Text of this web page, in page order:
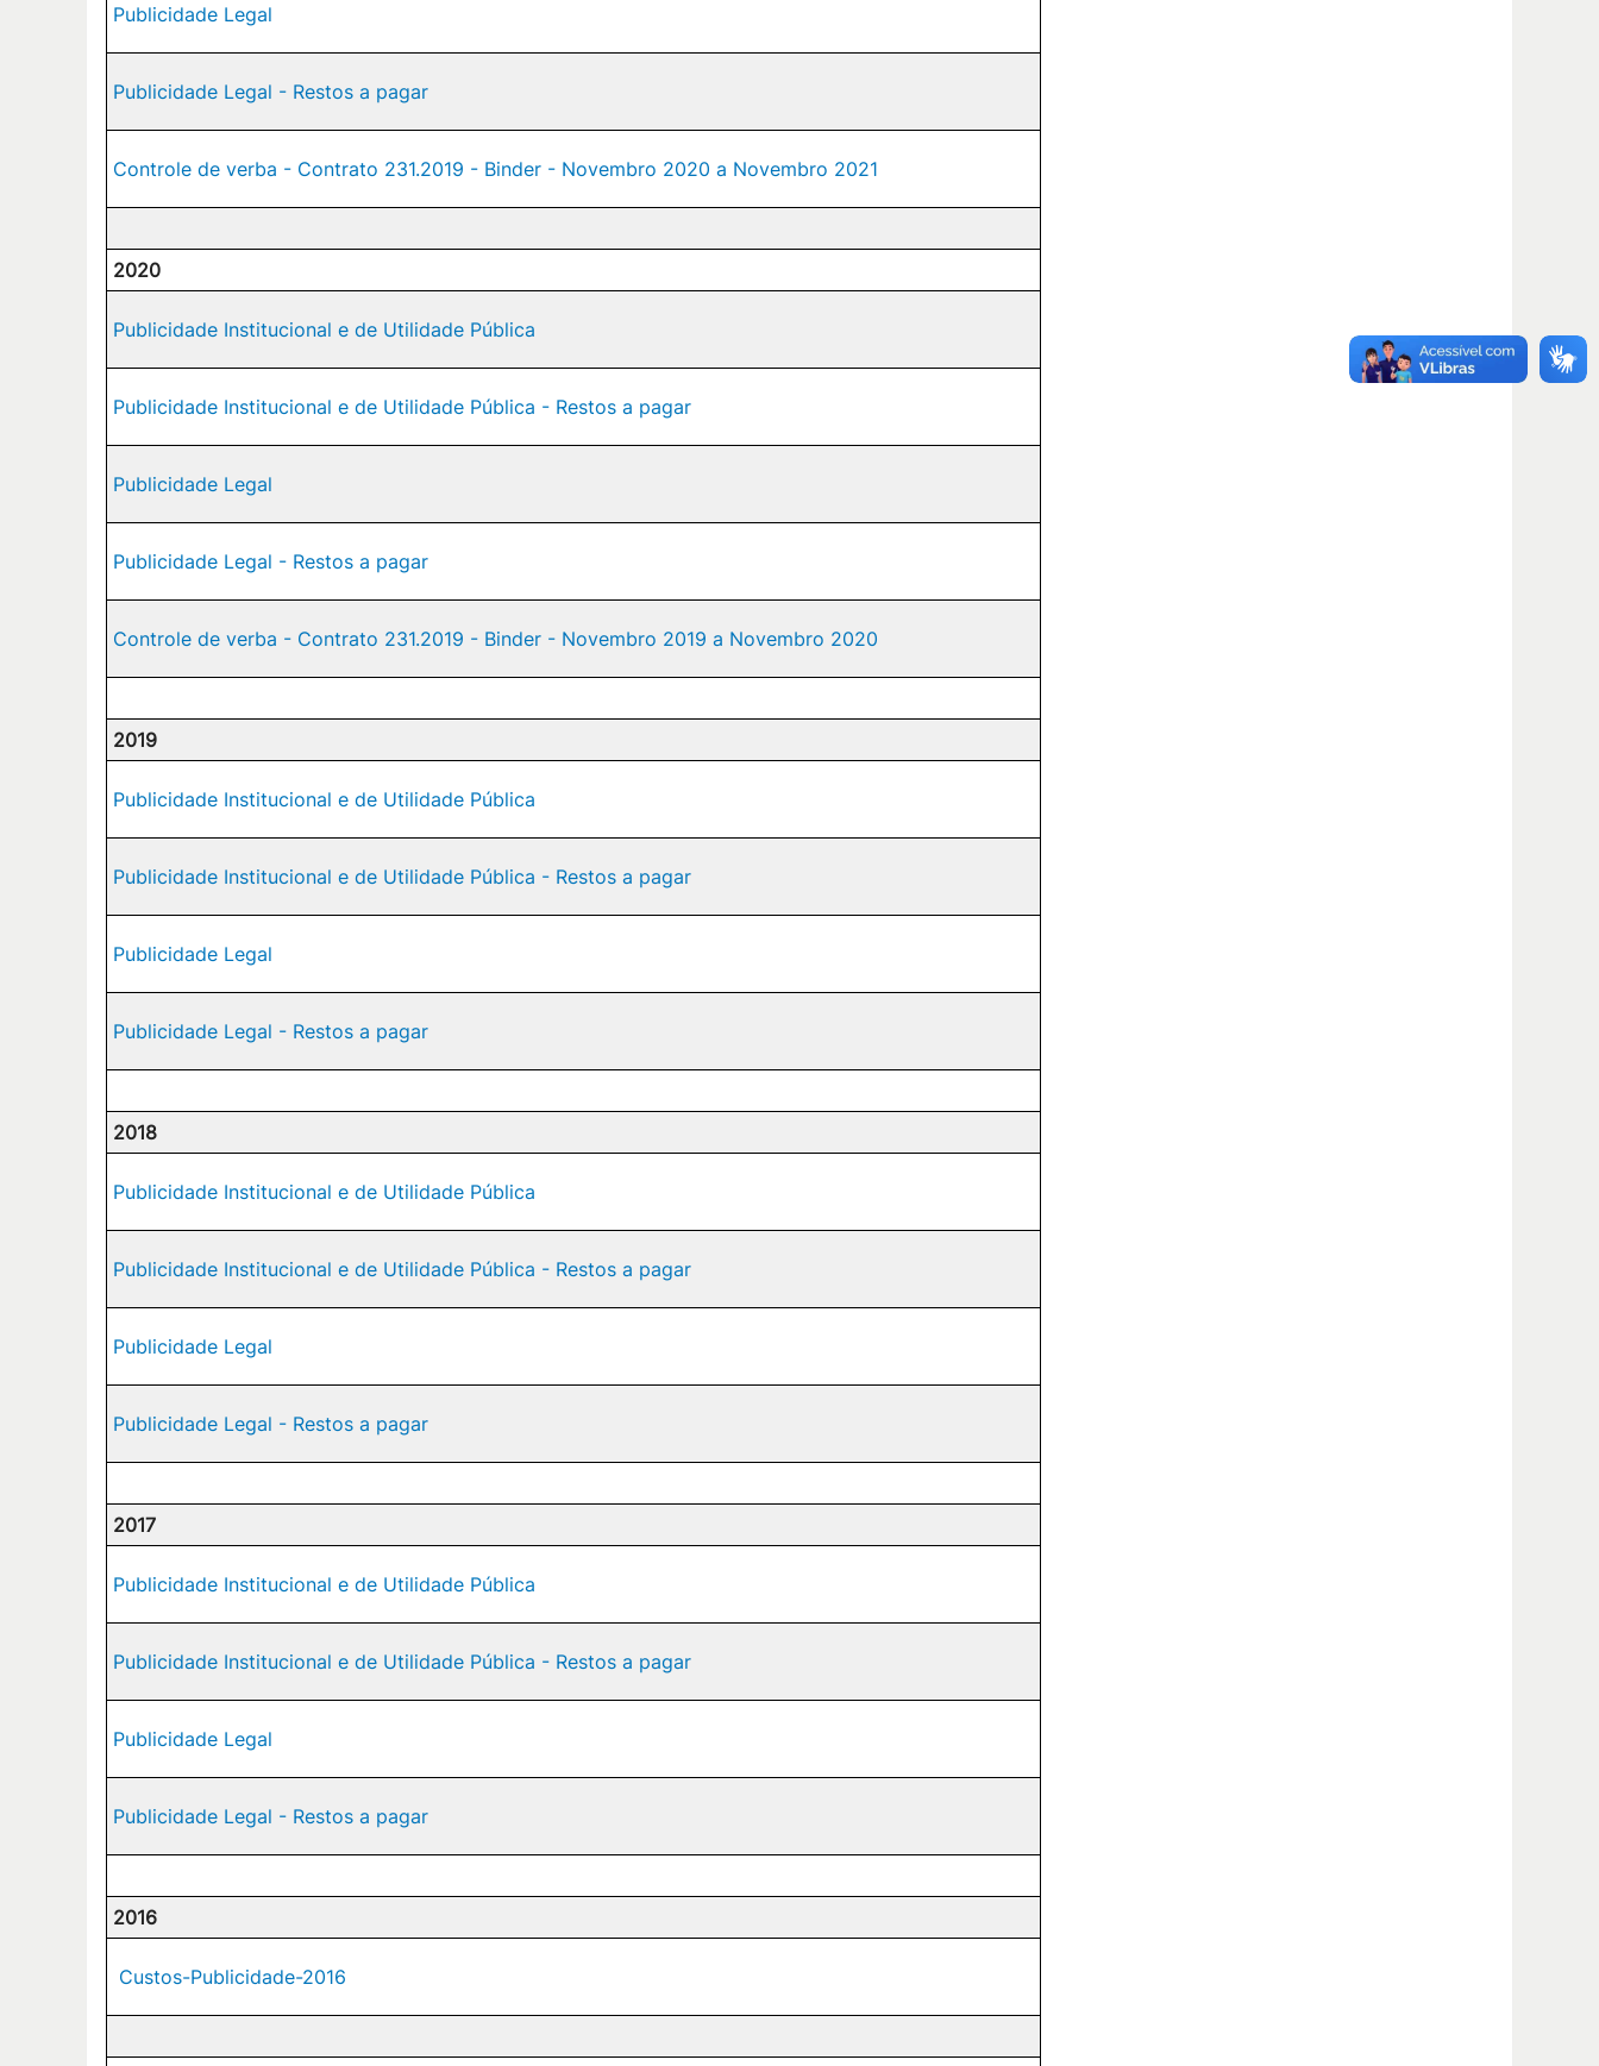
Publicidade Legal
Publicidade Legal - Restos a pagar
Controle de verba - Contrato 231.2019 - Binder - Novembro 2020 a Novembro 2021
2020
Publicidade Institucional e de Utilidade Pública
Publicidade Institucional e de Utilidade Pública - Restos a pagar
Publicidade Legal
Publicidade Legal - Restos a pagar
Controle de verba - Contrato 231.2019 - Binder - Novembro 2019 a Novembro 2020
2019
Publicidade Institucional e de Utilidade Pública
Publicidade Institucional e de Utilidade Pública - Restos a pagar
Publicidade Legal
Publicidade Legal - Restos a pagar
2018
Publicidade Institucional e de Utilidade Pública
Publicidade Institucional e de Utilidade Pública - Restos a pagar
Publicidade Legal
Publicidade Legal - Restos a pagar
2017
Publicidade Institucional e de Utilidade Pública
Publicidade Institucional e de Utilidade Pública - Restos a pagar
Publicidade Legal
Publicidade Legal - Restos a pagar
2016
Custos-Publicidade-2016